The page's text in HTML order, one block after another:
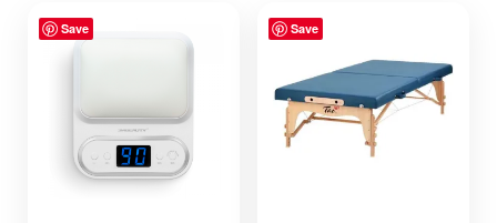
Save Save